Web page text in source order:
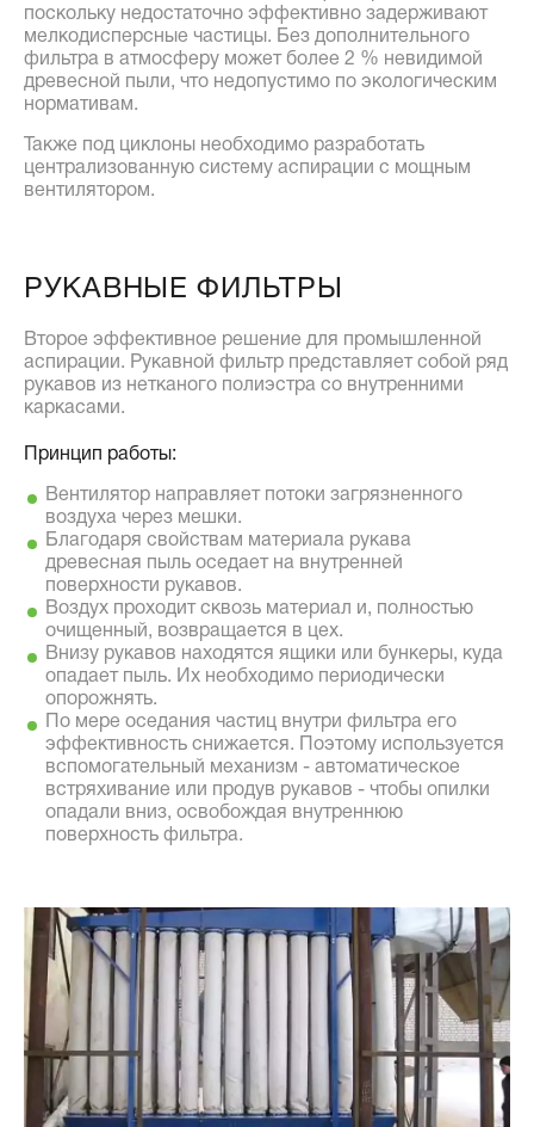
поскольку недостаточно эффективно задерживают
мелкодисперсные частицы. Без дополнительного
фильтра в атмосферу может более 2 % невидимой
древесной пыли, что недопустимо по экологическим
нормативам.
Также под циклоны необходимо разработать
централизованную систему аспирации с мощным
вентилятором.
РУКАВНЫЕ ФИЛЬТРЫ
Второе эффективное решение для промышленной
аспирации. Рукавной фильтр представляет собой ряд
рукавов из нетканого полиэстра со внутренними
каркасами.
Принцип работы:
Вентилятор направляет потоки загрязненного
воздуха через мешки.
Благодаря свойствам материала рукава
древесная пыль оседает на внутренней
поверхности рукавов.
Воздух проходит сквозь материал и, полностью
очищенный, возвращается в цех.
Внизу рукавов находятся ящики или бункеры, куда
опадает пыль. Их необходимо периодически
опорожнять.
По мере оседания частиц внутри фильтра его
эффективность снижается. Поэтому используется
вспомогательный механизм - автоматическое
встряхивание или продув рукавов - чтобы опилки
опадали вниз, освобождая внутреннюю
поверхность фильтра.